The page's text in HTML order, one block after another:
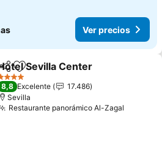
Ver precios
Agregar a favoritos
Sevilla Center
Estrellas
8,8 Excelente
17.486
Sevilla
Restaurante panorámico Al-Zagal